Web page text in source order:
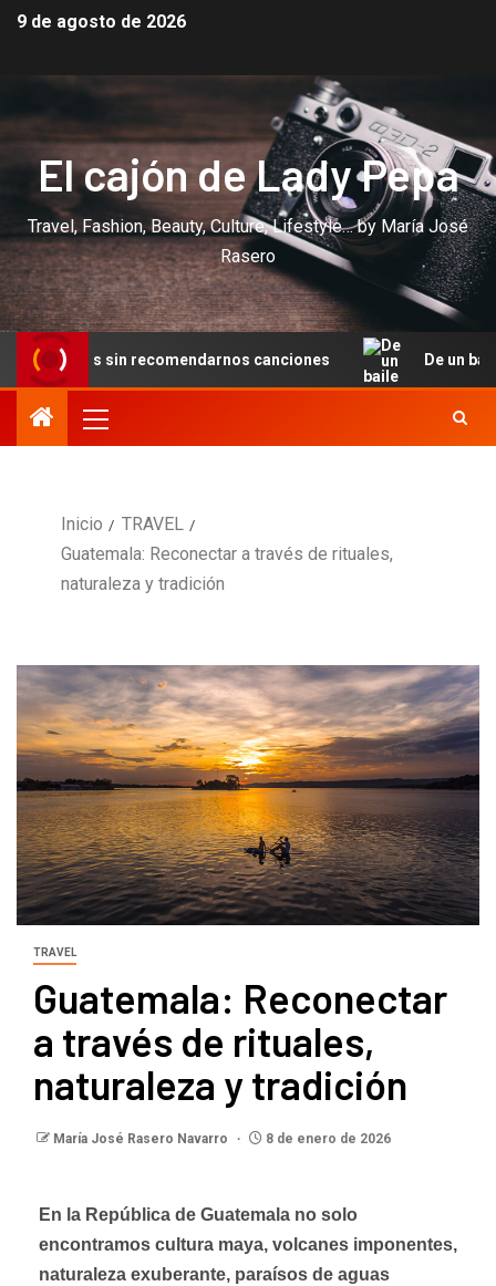
9 de agosto de 2026
El cajón de Lady Pepa
Travel, Fashion, Beauty, Culture, Lifestyle… by María José
Rasero
recomendarnos canciones De un baile en Cannes a
Inicio
TRAVEL
Guatemala: Reconectar a través de rituales,
naturaleza y tradición
TRAVEL
Guatemala: Reconectar
a través de rituales,
naturaleza y tradición
María José Rasero Navarro 8 de enero de 2026
En la República de Guatemala no solo
encontramos cultura maya, volcanes imponentes,
naturaleza exuberante, paraísos de aguas